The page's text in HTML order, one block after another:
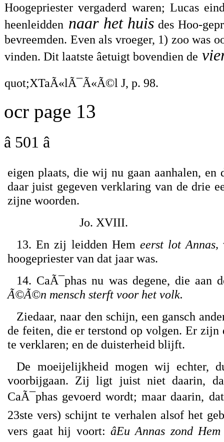
Hoogepriester vergaderd waren; Lucas
heenleidden naar het huis des Hoo-
bevreemden. Even als vroeger, 1) zoo was
vinden. Dit laatste âetuigt bovendien de
quot;XTaÃ«lÃ¯Ã«Ã©l J, p. 98.
ocr page 13
â 501 â
eigen plaats, die wij nu gaan aanhalen,
daar juist gegeven verklaring van de drie
zijne woorden.
Jo. XVIII.
13. En zij leidden Hem eerst lot Annas,
hoogepriester van dat jaar was.
14. CaÃ¯phas nu was degene, die aan
Ã©Ã©n mensch sterft voor het volk.
Ziedaar, naar den schijn, een gansch
de feiten, die er terstond op volgen. Er zijn
te verklaren; en de duisterheid blijft.
De moeijelijkheid mogen wij echter,
voorbijgaan. Zij ligt juist niet daarin,
CaÃ¯phas gevoerd wordt; maar daarin,
23ste vers) schijnt te verhalen alsof het
vers gaat hij voort: âEu Annas zond